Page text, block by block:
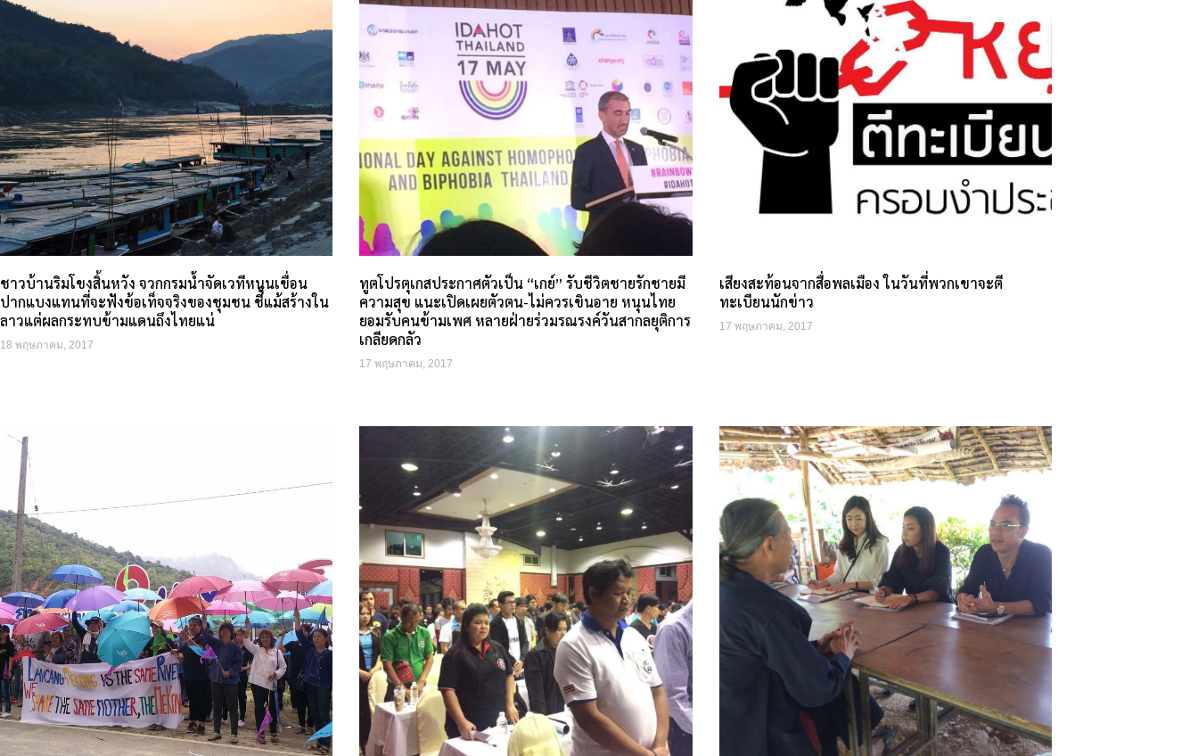
ชาวบ้านริมโขงสิ้นหวัง จวกกรมน้ำจัดเวทีหนุนเขื่อน
ปากแบงแทนที่จะฟังข้อเท็จจริงของชุมชน ชี้แม้สร้างใน
ลาวแต่ผลกระทบข้ามแดนถึงไทยแน่
18 พฤษภาคม, 2017
ทูตโปรตุเกสประกาศตัวเป็น “เกย์” รับชีวิตชายรักชายมี
ความสุข แนะเปิดเผยตัวตน-ไม่ควรเขินอาย หนุนไทย
ยอมรับคนข้ามเพศ หลายฝ่ายร่วมรณรงค์วันสากลยุติการ
เกลียดกลัว
17 พฤษภาคม, 2017
เสียงสะท้อนจากสื่อพลเมือง ในวันที่พวกเขาจะตี
ทะเบียนนักข่าว
17 พฤษภาคม, 2017